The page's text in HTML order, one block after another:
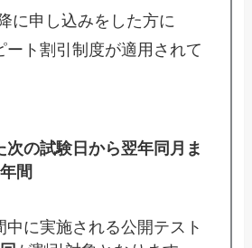
に申し込みをした方に
ート割引制度が適用されて
次の試験日から翌年同月ま
間
中に実施される公開テスト